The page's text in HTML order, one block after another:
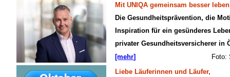
Mit UNIQA gemeinsam besser
Die Gesundheitsprävention, die
Inspiration für ein gesünderes
privater Gesundheitsversicherer in
[mehr]
Foto:
Liebe Läuferinnen und Läufer,